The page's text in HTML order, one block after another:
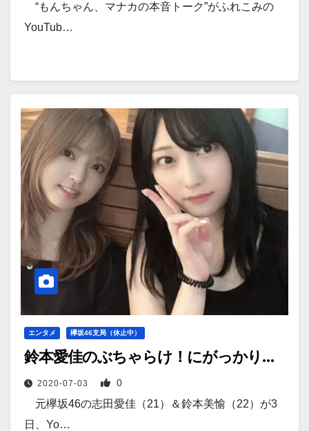
“もんちゃん、マナカの本音トーク”がふれこみの
YouTub…
エンタメ 欅坂46支局（休止中）
鈴本愛佳のぶちゃらけ！にがっかり…
2020-07-03 0
元欅坂46の志田愛佳（21）＆鈴本美愉（22）が3
日、Yo…